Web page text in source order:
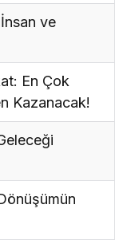
ve
En Çok
Kazanacak!